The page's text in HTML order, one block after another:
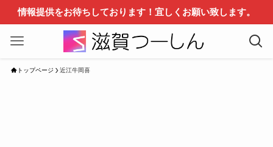
情報提供をお待ちしております！宜しくお願い致します。
トップページ 近江牛岡喜